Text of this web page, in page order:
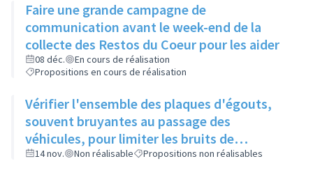
Faire une grande campagne de
communication avant le week-end de la
collecte des Restos du Coeur pour les aider
08 déc.
En cours de réalisation
Propositions en cours de réalisation
Vérifier l'ensemble des plaques d'égouts,
souvent bruyantes au passage des
véhicules, pour limiter les bruits de
circulation
14 nov. Non réalisable Propositions non réalisables